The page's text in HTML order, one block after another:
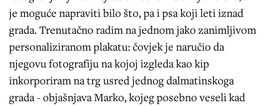
je moguće napraviti bilo što, pa i psa koji leti iznad
grada. Trenutačno radim na jednom jako zanimljivom
personaliziranom plakatu: čovjek je naručio da
njegovu fotografiju na kojoj izgleda kao kip
inkorporiram na trg usred jednog dalmatinskoga
grada - objašnjava Marko, kojeg posebno veseli kad